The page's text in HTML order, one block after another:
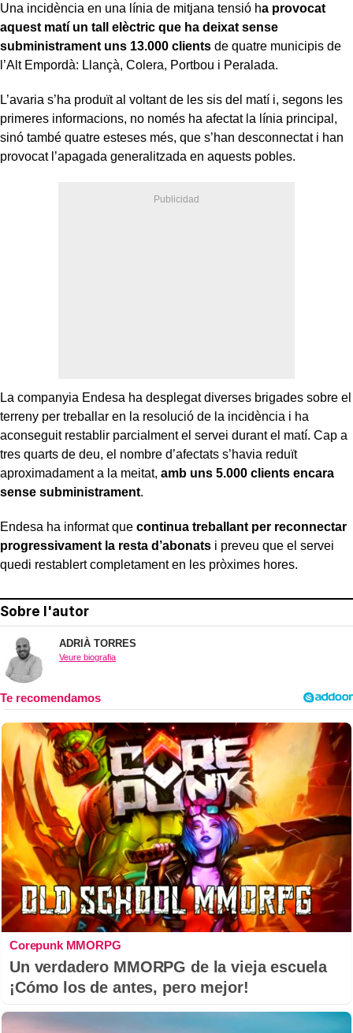
Una incidència en una línia de mitjana tensió ha provocat
aquest matí un tall elèctric que ha deixat sense
subministrament uns 13.000 clients de quatre municipis de
l’Alt Empordà: Llançà, Colera, Portbou i Peralada.
L’avaria s’ha produït al voltant de les sis del matí i, segons les
primeres informacions, no només ha afectat la línia principal,
sinó també quatre esteses més, que s’han desconnectat i han
provocat l’apagada generalitzada en aquests pobles.
La companyia Endesa ha desplegat diverses brigades sobre el
terreny per treballar en la resolució de la incidència i ha
aconseguit restablir parcialment el servei durant el matí. Cap a
tres quarts de deu, el nombre d’afectats s’havia reduït
aproximadament a la meitat, amb uns 5.000 clients encara
sense subministrament.
Endesa ha informat que continua treballant per reconnectar
progressivament la resta d’abonats i preveu que el servei
quedi restablert completament en les pròximes hores.
Sobre l'autor
ADRIÀ TORRES
Veure biografia
Corepunk MMORPG
Un verdadero MMORPG de la vieja escuela
¡Cómo los de antes, pero mejor!